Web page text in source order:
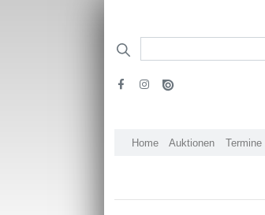
Home Auktionen Termine